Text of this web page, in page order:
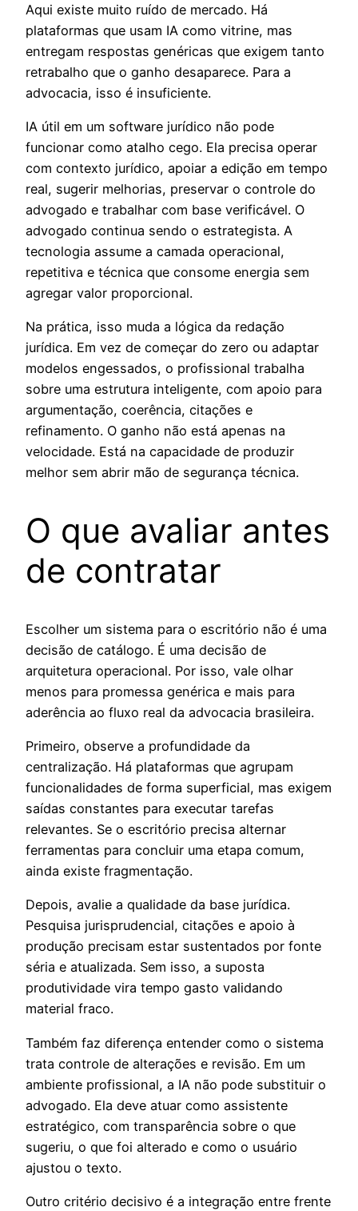
Aqui existe muito ruído de mercado. Há
plataformas que usam IA como vitrine, mas
entregam respostas genéricas que exigem tanto
retrabalho que o ganho desaparece. Para a
advocacia, isso é insuficiente.
IA útil em um software jurídico não pode
funcionar como atalho cego. Ela precisa operar
com contexto jurídico, apoiar a edição em tempo
real, sugerir melhorias, preservar o controle do
advogado e trabalhar com base verificável. O
advogado continua sendo o estrategista. A
tecnologia assume a camada operacional,
repetitiva e técnica que consome energia sem
agregar valor proporcional.
Na prática, isso muda a lógica da redação
jurídica. Em vez de começar do zero ou adaptar
modelos engessados, o profissional trabalha
sobre uma estrutura inteligente, com apoio para
argumentação, coerência, citações e
refinamento. O ganho não está apenas na
velocidade. Está na capacidade de produzir
melhor sem abrir mão de segurança técnica.
O que avaliar antes
de contratar
Escolher um sistema para o escritório não é uma
decisão de catálogo. É uma decisão de
arquitetura operacional. Por isso, vale olhar
menos para promessa genérica e mais para
aderência ao fluxo real da advocacia brasileira.
Primeiro, observe a profundidade da
centralização. Há plataformas que agrupam
funcionalidades de forma superficial, mas exigem
saídas constantes para executar tarefas
relevantes. Se o escritório precisa alternar
ferramentas para concluir uma etapa comum,
ainda existe fragmentação.
Depois, avalie a qualidade da base jurídica.
Pesquisa jurisprudencial, citações e apoio à
produção precisam estar sustentados por fonte
séria e atualizada. Sem isso, a suposta
produtividade vira tempo gasto validando
material fraco.
Também faz diferença entender como o sistema
trata controle de alterações e revisão. Em um
ambiente profissional, a IA não pode substituir o
advogado. Ela deve atuar como assistente
estratégico, com transparência sobre o que
sugeriu, o que foi alterado e como o usuário
ajustou o texto.
Outro critério decisivo é a integração entre frente